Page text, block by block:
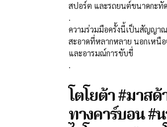
สปอร์ต และรถยนต์ขนาดกะทั
.
ความร่วมมือครั้งนี้เป็นสัญญา
สะอาดที่หลากหลาย นอกเหนื
และอารมณ์การขับขี่
.
โตโยต้า #มาสด้
ทางคาร์บอน #